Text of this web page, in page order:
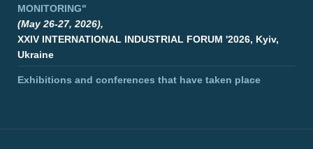
MONITORING"
(May 26-27, 2026),
XXIV INTERNATIONAL INDUSTRIAL FORUM '2026, Kyiv,
Ukraine
Exhibitions and conferences that have taken place